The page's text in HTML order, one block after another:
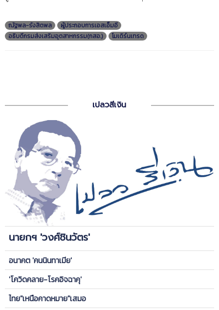
ณัฐพล-รังสิตพล
ผู้ประกอบการเอสเอ็มอี
อธิบดีกรมส่งเสริมอุตสาหกรรม(กสอ.)
โมเดิร์นเทรด
เปลวสีเงิน
นายกฯ 'วงศ์ชินวัตร'
อนาคต 'คนนินทาเมีย'
'โควิดคลาย-โรคอิจฉาคุ'
ไทย"เหนือคาดหมาย"เสมอ